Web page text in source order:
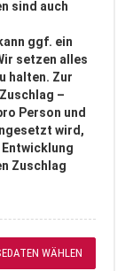
sind auch
ggf. ein
setzen alles
halten. Zur
–
Person und
wird,
Zuschlag
WÄHLEN